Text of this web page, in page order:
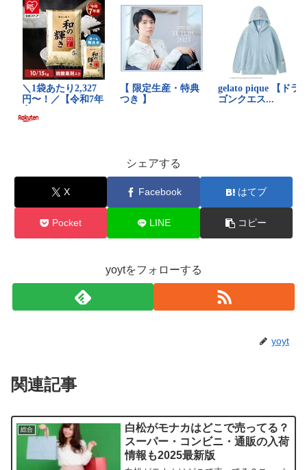
シェアする
X Facebook はてブ
Pocket LINE コピー
yoytをフォローする
yoyt
関連記事
総合
白松がモナカはどこで売ってる？
スーパー・コンビニ・通販の入荷
情報も2025最新版